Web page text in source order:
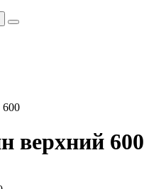
верхний 600